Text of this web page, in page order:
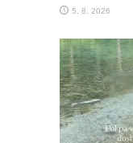
5. 8. 2026